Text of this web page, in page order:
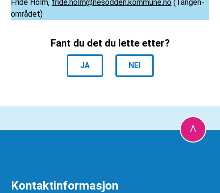
Fride Holm, fride.holm@nesodden.kommune.no (Tangen-
området)
Fant du det du lette etter?
JA NEI
Kontaktinformasjon